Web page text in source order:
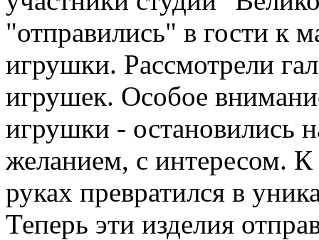
"отправились" в гости к
игрушки. Рассмотрели
игрушек. Особое
игрушки - остановились
желанием, с интересом.
руках превратился в
Теперь эти изделия